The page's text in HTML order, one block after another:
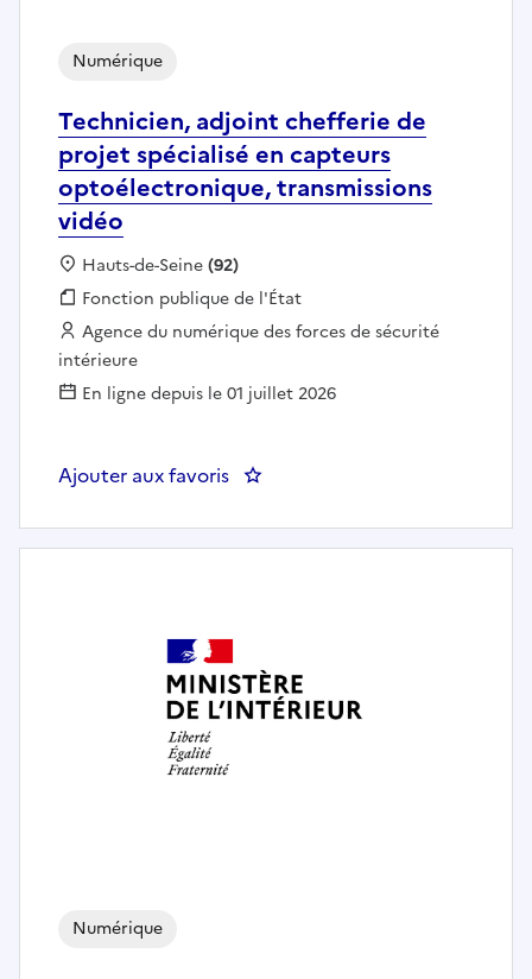
Technicien, adjoint chefferie de
projet spécialisé en capteurs
optoélectronique, transmissions
vidéo
Numérique
Localisation :
Hauts-de-Seine(92)
Fonction publique :
Fonction publique de l'État
Employeur :
Agence du numérique des forces de sécurité
intérieure
En ligne depuis le 01 juillet 2026
Ajouter aux favoris : Technicien, adjoint chefferie
Numérique